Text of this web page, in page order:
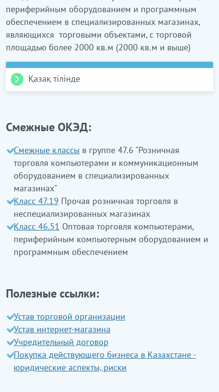
периферийным оборудованием и программным
обеспечением в специализированных магазинах,
являющихся торговыми объектами, с торговой
площадью более 2000 кв.м (2000 кв.м и выше)
Қазақ тілінде
жабдықтар мен бағдарламалық
қамтамасыз етуді бөлшек саудада
сату
Бұл класқа:
компьютерлерді бөлшек саудада сату
шалғай компьютерлік жабдықтарды бөлшек
саудада сату
бейнеойындарды бөлшек саудада сату
қамтамасыз етуді бөлшек саудада сату,
Бұл класқа:
таза пленкалар мен дискілерді бөлшек саудада
сатукірмейді(47.63 қараңыз)
Смежные ОКЭД:
Смежные классы в группе 47.6 "Розничная
торговля компьютерами и коммуникационным
оборудованием в специализированных
магазинах"
Класс 47.19 Прочая розничная торговля в
неспециализированных магазинах
Класс 46.51 Оптовая торговля компьютерами,
периферийным компьютерным оборудованием и
программным обеспечением
Полезные ссылки:
Устав торговой организации
Устав интернет-магазина
Учредительный договор
Покупка действующего бизнеса в Казахстане -
юридические аспекты, риски